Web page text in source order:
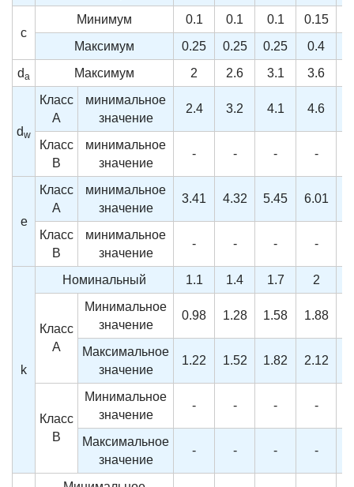
c
Минимум 0.1 0.1 0.1 0.15
Максимум
0.25 0.25 0.25 0.4
da Максимум 2 2.6 3.1 3.6
dw
Класс
A
минимальное
значение
2.4 3.2 4.1 4.6
Класс
B
минимальное
значение
- - - -
e
Класс
A
минимальное
значение
3.41 4.32 5.45 6.01
Класс
B
минимальное
значение
- - - -
k
Номинальный 1.1 1.4 1.7 2
Класс
A
Минимальное
значение
0.98 1.28 1.58 1.88
Максимальное
значение
1.22 1.52 1.82 2.12
Класс
B
Минимальное
значение
- - - -
Максимальное
значение
- - - -